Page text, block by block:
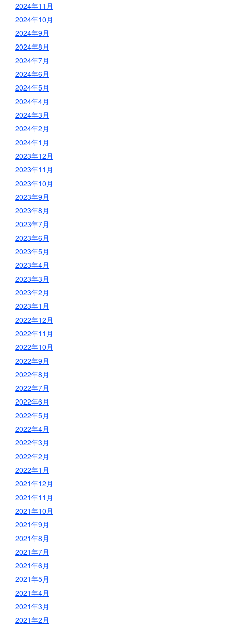
2024年11月
2024年10月
2024年9月
2024年8月
2024年7月
2024年6月
2024年5月
2024年4月
2024年3月
2024年2月
2024年1月
2023年12月
2023年11月
2023年10月
2023年9月
2023年8月
2023年7月
2023年6月
2023年5月
2023年4月
2023年3月
2023年2月
2023年1月
2022年12月
2022年11月
2022年10月
2022年9月
2022年8月
2022年7月
2022年6月
2022年5月
2022年4月
2022年3月
2022年2月
2022年1月
2021年12月
2021年11月
2021年10月
2021年9月
2021年8月
2021年7月
2021年6月
2021年5月
2021年4月
2021年3月
2021年2月